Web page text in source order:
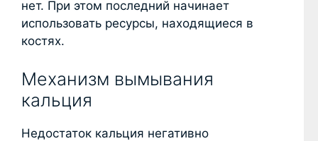
нет. При этом последний начинает
использовать ресурсы, находящиеся в
костях.
Механизм вымывания
кальция
Недостаток кальция негативно